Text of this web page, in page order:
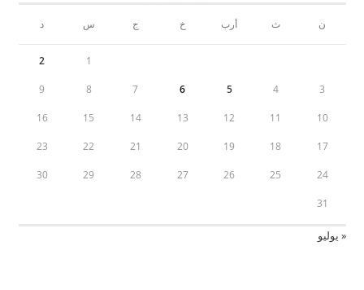
ن ث أرب خ ج س د
1
2
3
4
5
6
7
8
9
10
11
12
13
14
15
16
17
18
19
20
21
22
23
24
25
26
27
28
29
30
31
« يوليو